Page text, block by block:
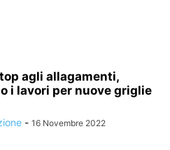
agli allagamenti,
i lavori per nuove griglie
- 16 Novembre 2022